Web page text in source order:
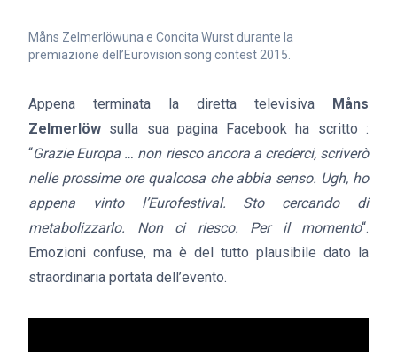
Måns Zelmerlöwuna e Concita Wurst durante la
premiazione dell’Eurovision song contest 2015.
Appena terminata la diretta televisiva Måns
Zelmerlöw sulla sua pagina Facebook ha scritto :
“Grazie Europa … non riesco ancora a crederci, scriverò
nelle prossime ore qualcosa che abbia senso. Ugh, ho
appena vinto l’Eurofestival. Sto cercando di
metabolizzarlo. Non ci riesco. Per il momento“.
Emozioni confuse, ma è del tutto plausibile dato la
straordinaria portata dell’evento.